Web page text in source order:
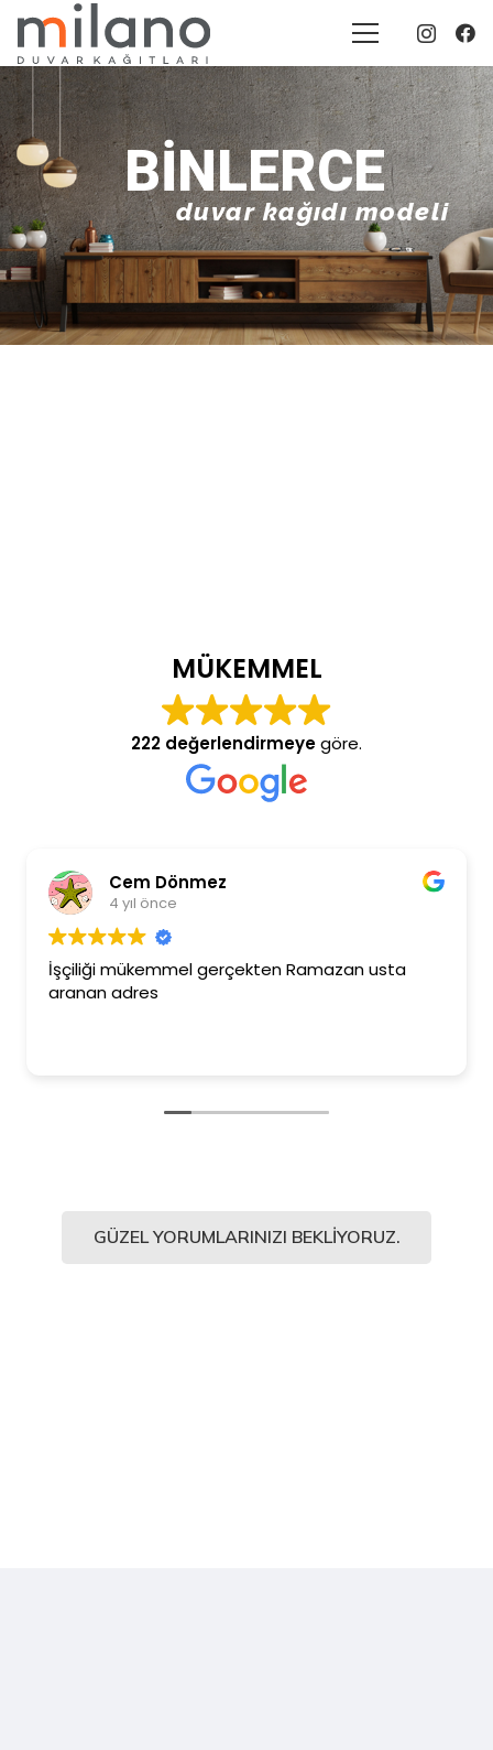
BINLERCE
duvar kağıdı modeli
MÜKEMMEL
222 değerlendirmeyegöre.
Cem Dönmez
4 yıl önce
İşçiliği mükemmel gerçekten Ramazan usta
aranan adres
GÜZEL YORUMLARINIZI BEKLIYORUZ.